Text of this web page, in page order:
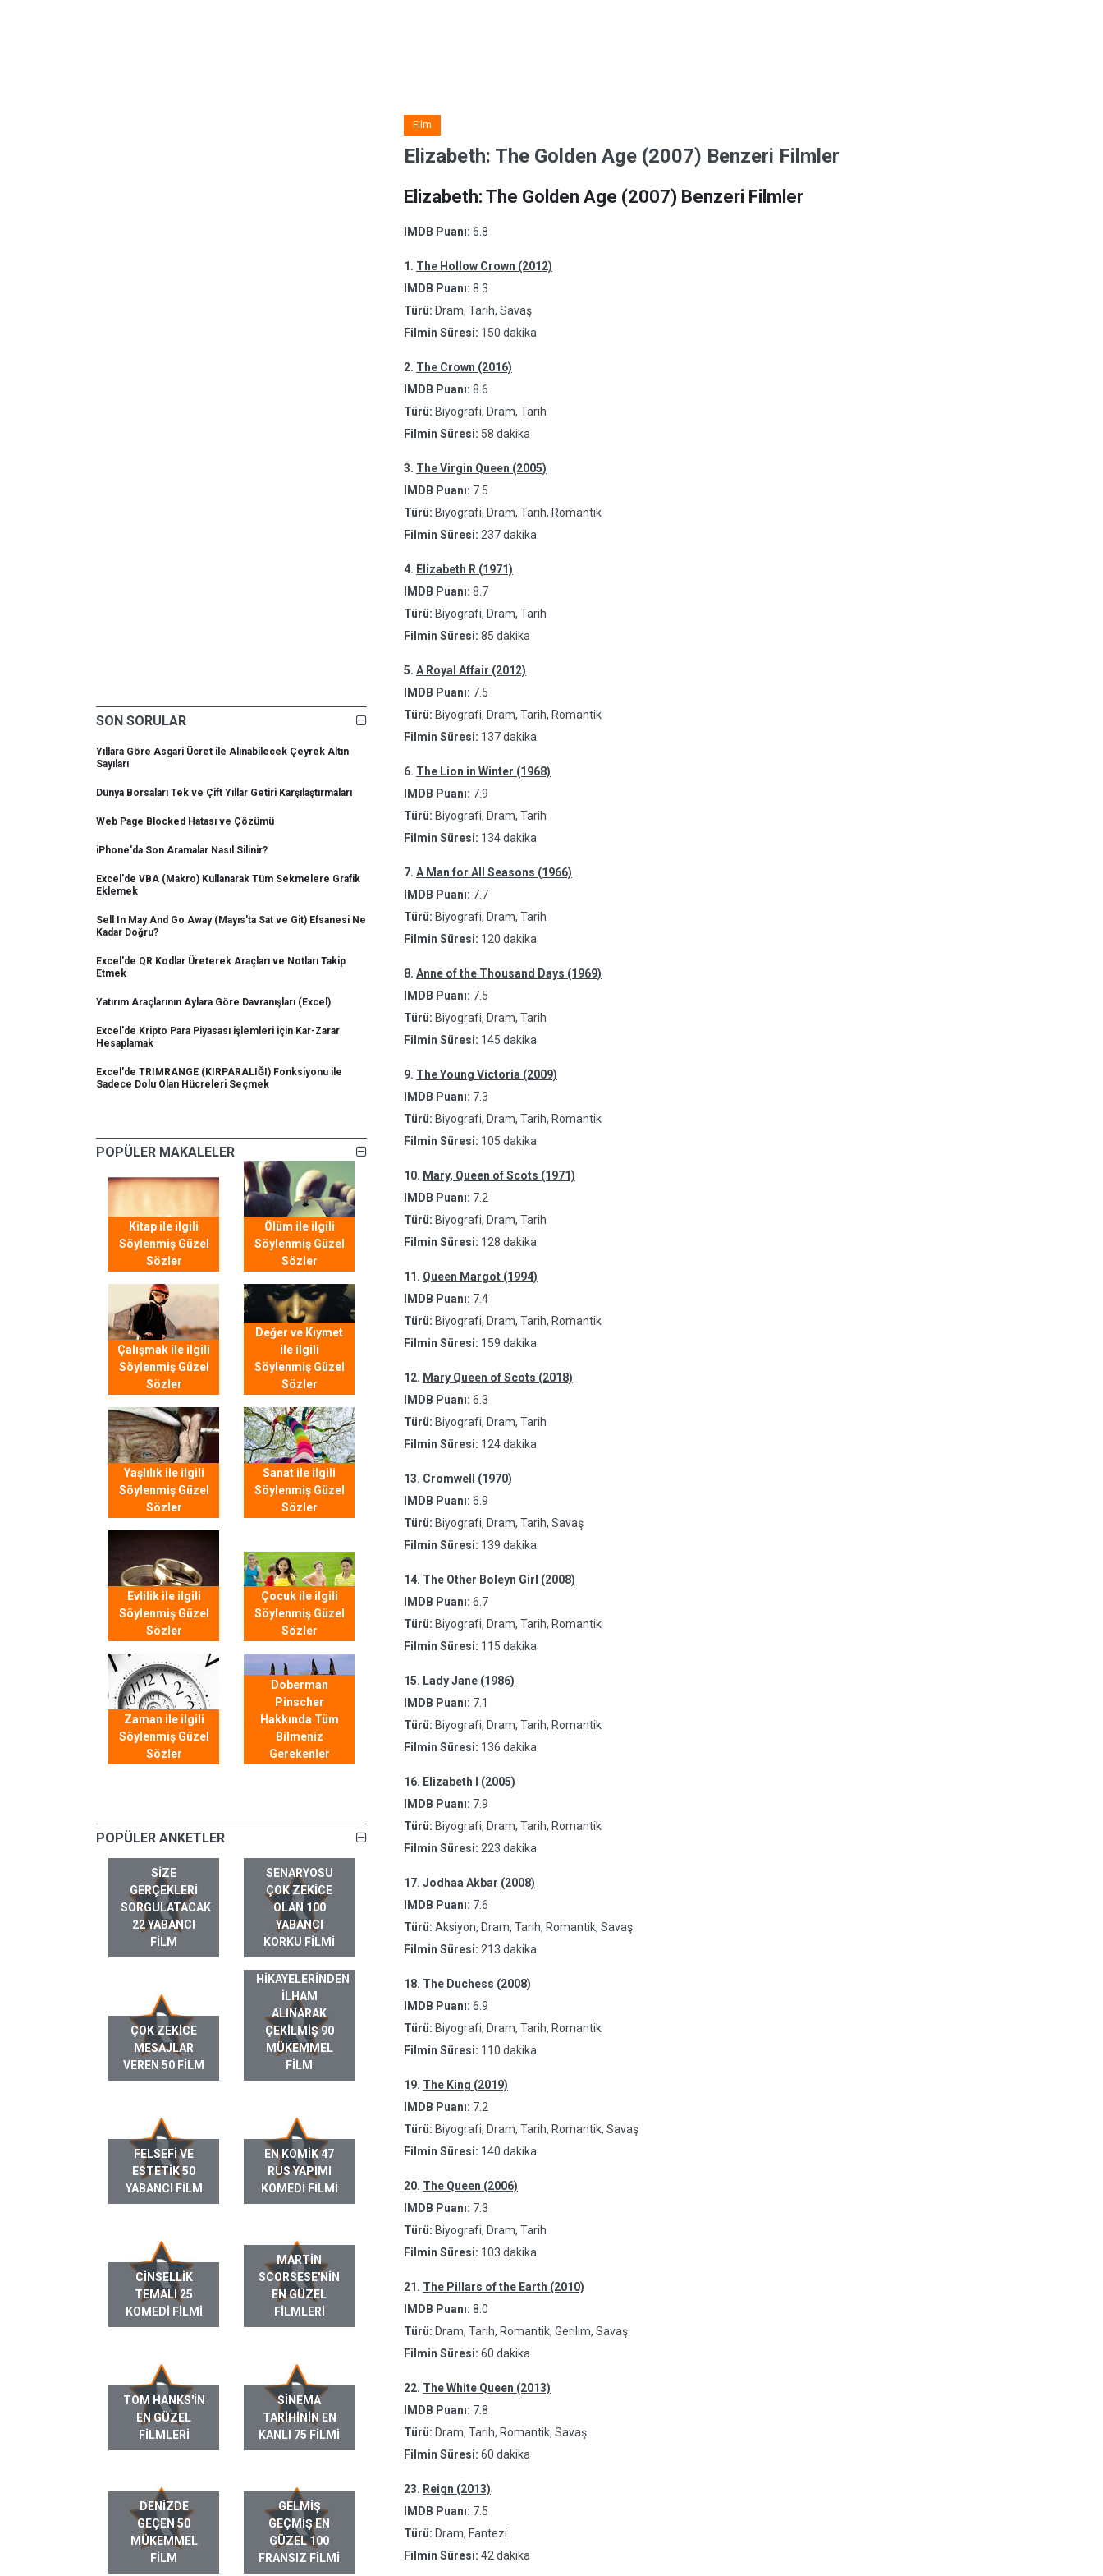
SON SORULAR
Yıllara Göre Asgari Ücret ile Alınabilecek Çeyrek Altın
Sayıları
Dünya Borsaları Tek ve Çift Yıllar Getiri Karşılaştırmaları
Web Page Blocked Hatası ve Çözümü
iPhone'da Son Aramalar Nasıl Silinir?
Excel'de VBA (Makro) Kullanarak Tüm Sekmelere Grafik
Eklemek
Sell In May And Go Away (Mayıs'ta Sat ve Git) Efsanesi Ne
Kadar Doğru?
Excel'de QR Kodlar Üreterek Araçları ve Notları Takip
Etmek
Yatırım Araçlarının Aylara Göre Davranışları (Excel)
Excel'de Kripto Para Piyasası işlemleri için Kar-Zarar
Hesaplamak
Excel'de TRIMRANGE (KIRPARALIĞI) Fonksiyonu ile
Sadece Dolu Olan Hücreleri Seçmek
POPÜLER MAKALELER
Kitap ile ilgili
Söylenmiş Güzel
Sözler
Ölüm ile ilgili
Söylenmiş Güzel
Sözler
Çalışmak ile ilgili
Söylenmiş Güzel
Sözler
Değer ve Kıymet
ile ilgili
Söylenmiş Güzel
Sözler
Yaşlılık ile ilgili
Söylenmiş Güzel
Sözler
Sanat ile ilgili
Söylenmiş Güzel
Sözler
Evlilik ile ilgili
Söylenmiş Güzel
Sözler
Çocuk ile ilgili
Söylenmiş Güzel
Sözler
Zaman ile ilgili
Söylenmiş Güzel
Sözler
Doberman
Pinscher
Hakkında Tüm
Bilmeniz
Gerekenler
POPÜLER ANKETLER
SIZE
GERÇEKLERI
SORGULATACAK
22 YABANCI
FILM
SENARYOSU
ÇOK ZEKICE
OLAN 100
YABANCI
KORKU FILMI
ÇOK ZEKICE
MESAJLAR
VEREN 50 FILM
GERÇEK HAYAT
HIKAYELERINDEN
ILHAM
ALINARAK
ÇEKILMIŞ 90
MÜKEMMEL
FILM
FELSEFI VE
ESTETIK 50
YABANCI FILM
EN KOMIK 47
RUS YAPIMI
KOMEDI FILMI
CINSELLIK
TEMALI 25
KOMEDI FILMI
MARTIN
SCORSESE'NIN
EN GÜZEL
FILMLERI
TOM HANKS'IN
EN GÜZEL
FILMLERI
SINEMA
TARIHININ EN
KANLI 75 FILMI
DENIZDE
GEÇEN 50
MÜKEMMEL
FILM
GELMIŞ
GEÇMIŞ EN
GÜZEL 100
FRANSIZ FILMI
Film
Elizabeth: The Golden Age (2007) Benzeri Filmler
Elizabeth: The Golden Age (2007) Benzeri Filmler
IMDB Puanı: 6.8
1. The Hollow Crown (2012)
IMDB Puanı: 8.3
Türü: Dram, Tarih, Savaş
Filmin Süresi: 150 dakika
2. The Crown (2016)
IMDB Puanı: 8.6
Türü: Biyografi, Dram, Tarih
Filmin Süresi: 58 dakika
3. The Virgin Queen (2005)
IMDB Puanı: 7.5
Türü: Biyografi, Dram, Tarih, Romantik
Filmin Süresi: 237 dakika
4. Elizabeth R (1971)
IMDB Puanı: 8.7
Türü: Biyografi, Dram, Tarih
Filmin Süresi: 85 dakika
5. A Royal Affair (2012)
IMDB Puanı: 7.5
Türü: Biyografi, Dram, Tarih, Romantik
Filmin Süresi: 137 dakika
6. The Lion in Winter (1968)
IMDB Puanı: 7.9
Türü: Biyografi, Dram, Tarih
Filmin Süresi: 134 dakika
7. A Man for All Seasons (1966)
IMDB Puanı: 7.7
Türü: Biyografi, Dram, Tarih
Filmin Süresi: 120 dakika
8. Anne of the Thousand Days (1969)
IMDB Puanı: 7.5
Türü: Biyografi, Dram, Tarih
Filmin Süresi: 145 dakika
9. The Young Victoria (2009)
IMDB Puanı: 7.3
Türü: Biyografi, Dram, Tarih, Romantik
Filmin Süresi: 105 dakika
10. Mary, Queen of Scots (1971)
IMDB Puanı: 7.2
Türü: Biyografi, Dram, Tarih
Filmin Süresi: 128 dakika
11. Queen Margot (1994)
IMDB Puanı: 7.4
Türü: Biyografi, Dram, Tarih, Romantik
Filmin Süresi: 159 dakika
12. Mary Queen of Scots (2018)
IMDB Puanı: 6.3
Türü: Biyografi, Dram, Tarih
Filmin Süresi: 124 dakika
13. Cromwell (1970)
IMDB Puanı: 6.9
Türü: Biyografi, Dram, Tarih, Savaş
Filmin Süresi: 139 dakika
14. The Other Boleyn Girl (2008)
IMDB Puanı: 6.7
Türü: Biyografi, Dram, Tarih, Romantik
Filmin Süresi: 115 dakika
15. Lady Jane (1986)
IMDB Puanı: 7.1
Türü: Biyografi, Dram, Tarih, Romantik
Filmin Süresi: 136 dakika
16. Elizabeth I (2005)
IMDB Puanı: 7.9
Türü: Biyografi, Dram, Tarih, Romantik
Filmin Süresi: 223 dakika
17. Jodhaa Akbar (2008)
IMDB Puanı: 7.6
Türü: Aksiyon, Dram, Tarih, Romantik, Savaş
Filmin Süresi: 213 dakika
18. The Duchess (2008)
IMDB Puanı: 6.9
Türü: Biyografi, Dram, Tarih, Romantik
Filmin Süresi: 110 dakika
19. The King (2019)
IMDB Puanı: 7.2
Türü: Biyografi, Dram, Tarih, Romantik, Savaş
Filmin Süresi: 140 dakika
20. The Queen (2006)
IMDB Puanı: 7.3
Türü: Biyografi, Dram, Tarih
Filmin Süresi: 103 dakika
21. The Pillars of the Earth (2010)
IMDB Puanı: 8.0
Türü: Dram, Tarih, Romantik, Gerilim, Savaş
Filmin Süresi: 60 dakika
22. The White Queen (2013)
IMDB Puanı: 7.8
Türü: Dram, Tarih, Romantik, Savaş
Filmin Süresi: 60 dakika
23. Reign (2013)
IMDB Puanı: 7.5
Türü: Dram, Fantezi
Filmin Süresi: 42 dakika